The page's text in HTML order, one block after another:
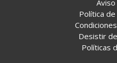
Política
Desistir
Políticas